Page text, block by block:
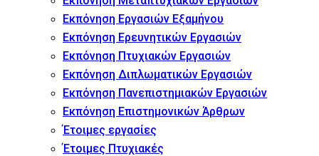
Εκπόνηση Εργασιών Εξαμήνου
Εκπόνηση Ερευνητικών Εργασιών
Εκπόνηση Πτυχιακών Εργασιών
Εκπόνηση Διπλωματικών Εργασιών
Εκπόνηση Πανεπιστημιακών Εργασιών
Εκπόνηση Επιστημονικών Άρθρων
Έτοιμες εργασίες
Έτοιμες Πτυχιακές